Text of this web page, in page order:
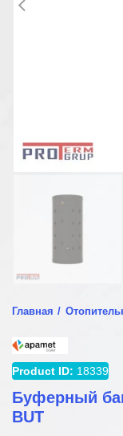
Главная
Product ID: 18339
Буферный
BUT